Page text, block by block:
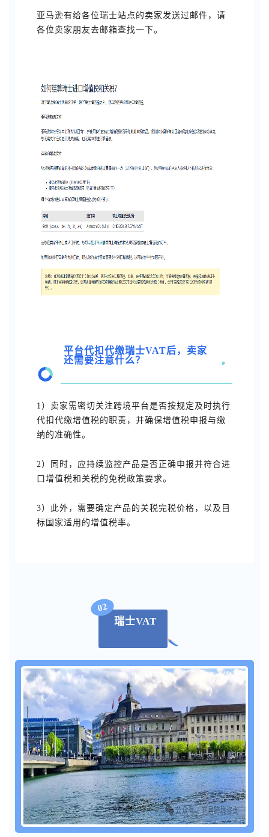
亚马逊有给各位瑞士站点的卖家发送过邮件，请
各位卖家朋友去邮箱查找一下。
平台代扣代缴瑞士VAT后，卖家
还需要注意什么？
1）卖家需密切关注跨境平台是否按规定及时执行
代扣代缴增值税的职责，并确保增值税申报与缴
纳的准确性。
2）同时，应持续监控产品是否正确申报并符合进
口增值税和关税的免税政策要求。
3）此外，需要确定产品的关税完税价格，以及目
标国家适用的增值税率。
02
瑞士VAT